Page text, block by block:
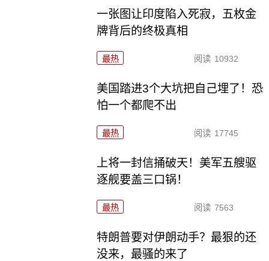
一张图让印度陷入死寂，五枚金
牌背后的终极真相
最热 阅读 10932
美国踏进3个大坑把自己埋了！恐
怕一个都爬不出
最热 阅读 17745
上将一封信捅破天！美军五艘驱
逐舰要盖三口锅！
最热 阅读 7563
特朗普要对伊朗动手？最狠的还
没来，最骚的来了